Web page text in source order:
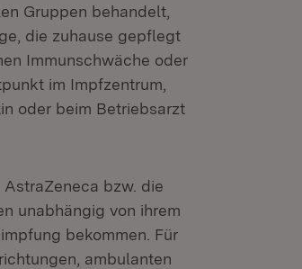
Gruppen behandelt,
die zuhause gepflegt
Immunschwäche oder
im Impfzentrum,
oder beim Betriebsarzt
bzw. die
unabhängig von ihrem
bekommen. Für
ambulanten